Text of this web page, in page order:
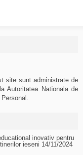
site sunt administrate de
Autoritatea Nationala de
inovativ pentru
ieseni 14/11/2024